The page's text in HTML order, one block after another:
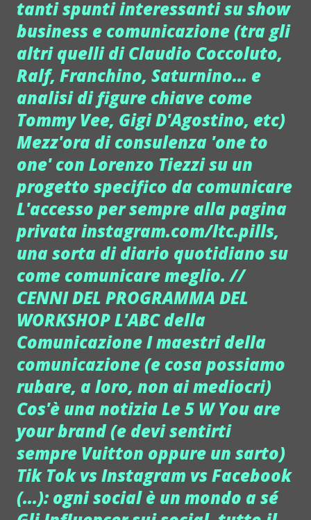
tanti spunti interessanti su show
business e comunicazione (tra gli
altri quelli di Claudio Coccoluto,
Ralf, Franchino, Saturnino... e
analisi di figure chiave come
Tommy Vee, Gigi D'Agostino, etc)
Mezz'ora di consulenza 'one to
one' con Lorenzo Tiezzi su un
progetto specifico da comunicare
L'accesso per sempre alla pagina
privata instagram.com/ltc.pills,
una sorta di diario quotidiano su
come comunicare meglio. //
CENNI DEL PROGRAMMA DEL
WORKSHOP L'ABC della
Comunicazione I maestri della
comunicazione (e cosa possiamo
rubare, a loro, non ai mediocri)
Cos'è una notizia Le 5 W You are
your brand (e devi sentirti
sempre Vuitton oppure un sarto)
Tik Tok vs Instagram vs Facebook
(...): ogni social è un mondo a sé